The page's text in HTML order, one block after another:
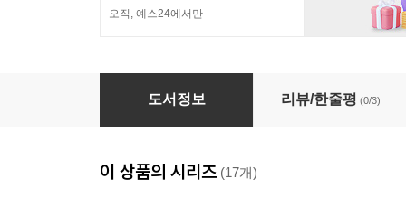
오직, 예스24에서만
아오아시 3~5권 세트
도서정보 리뷰/한줄평 (0/3)
이 상품의 시리즈 (17개)